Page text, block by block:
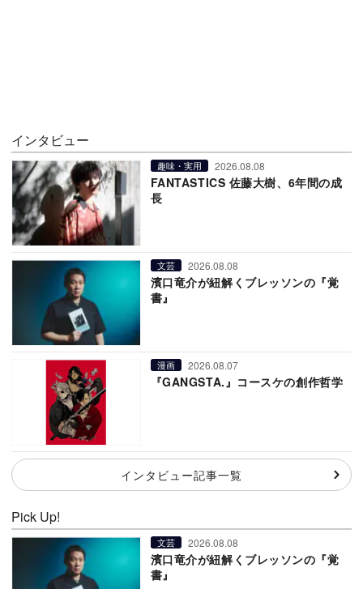
インタビュー
趣味・実用 2026.08.08
FANTASTICS 佐藤大樹、6年間の成
長
文芸 2026.08.08
濱口竜介が紐解くブレッソンの『覚
書』
漫画 2026.08.07
『GANGSTA.』コースケの創作哲学
インタビュー記事一覧
Pick Up!
文芸 2026.08.08
濱口竜介が紐解くブレッソンの『覚
書』